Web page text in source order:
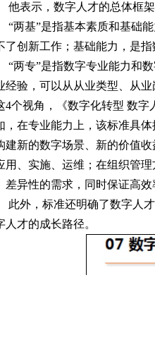
他表示，数字人才的总体框
“两基”是指基本素质和基础
了创新工作；基础能力，是
“两专”是指数字专业能力和
经验，可以从从业类型、从
4个视角，《数字化转型 数
，在专业能力上，该标准具
建新的数字场景、新的价值
用、实施、运维；在组织管
差异性的需求，同时保证高
此外，标准还明确了数字人
人才的成长路径。